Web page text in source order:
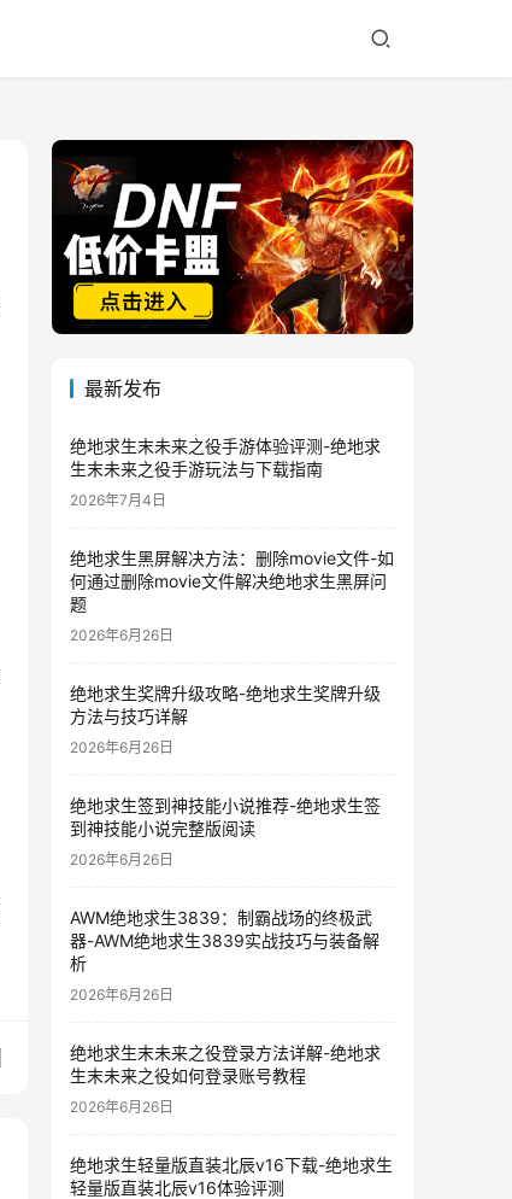
最新发布
绝地求生末未来之役手游体验评测-绝地求
生末未来之役手游玩法与下载指南
2026年7月4日
绝地求生黑屏解决方法：删除movie文件-如
何通过删除movie文件解决绝地求生黑屏问
题
2026年6月26日
绝地求生奖牌升级攻略-绝地求生奖牌升级
方法与技巧详解
2026年6月26日
绝地求生签到神技能小说推荐-绝地求生签
到神技能小说完整版阅读
2026年6月26日
AWM绝地求生3839：制霸战场的终极武
器-AWM绝地求生3839实战技巧与装备解
析
2026年6月26日
绝地求生末未来之役登录方法详解-绝地求
生末未来之役如何登录账号教程
2026年6月26日
绝地求生轻量版直装北辰v16下载-绝地求生
轻量版直装北辰v16体验评测